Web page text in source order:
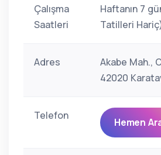
Çalışma
Saatleri
Haftanın 7
Tatilleri
Adres
Akabe Mah.,
42020
Telefon
Hemen